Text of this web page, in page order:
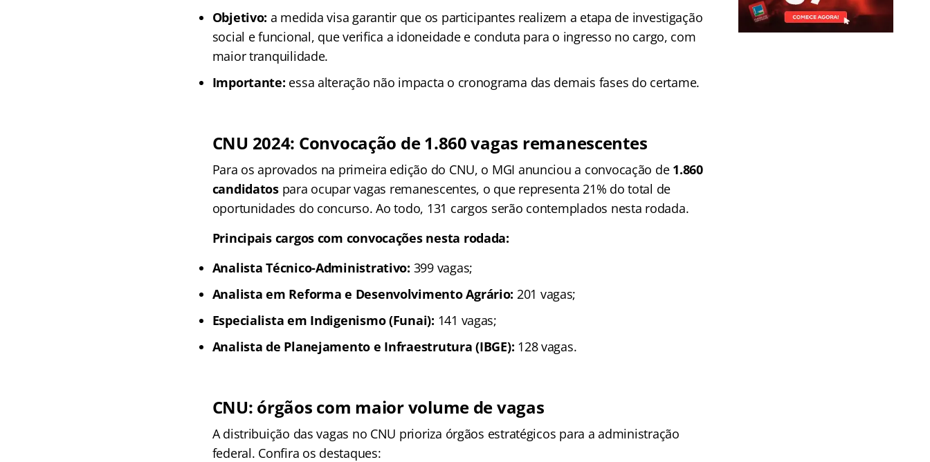
Objetivo: a medida visa garantir que os participantes realizem a etapa de investigação
social e funcional, que verifica a idoneidade e conduta para o ingresso no cargo, com
maior tranquilidade.
Importante: essa alteração não impacta o cronograma das demais fases do certame.
CNU 2024: Convocação de 1.860 vagas remanescentes
Para os aprovados na primeira edição do CNU, o MGI anunciou a convocação de 1.860
candidatospara ocupar vagas remanescentes, o que representa 21% do total de
oportunidades do concurso. Ao todo, 131 cargos serão contemplados nesta rodada.
Principais cargos com convocações nesta rodada:
Analista Técnico-Administrativo: 399 vagas;
Analista em Reforma e Desenvolvimento Agrário: 201 vagas;
Especialista em Indigenismo (Funai): 141 vagas;
Analista de Planejamento e Infraestrutura (IBGE): 128 vagas.
CNU: órgãos com maior volume de vagas
A distribuição das vagas no CNU prioriza órgãos estratégicos para a administração
federal. Confira os destaques: